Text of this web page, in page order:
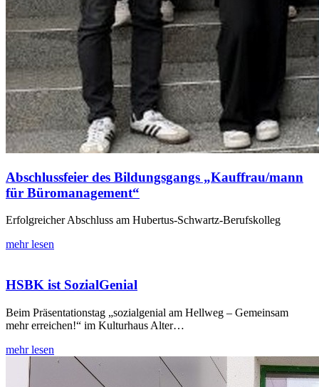
Abschlussfeier des Bildungsgangs „Kauffrau/mann
für Büromanagement“
Erfolgreicher Abschluss am Hubertus-Schwartz-Berufskolleg
mehr lesen
HSBK ist SozialGenial
Beim Präsentationstag „sozialgenial am Hellweg – Gemeinsam
mehr erreichen!“ im Kulturhaus Alter…
mehr lesen